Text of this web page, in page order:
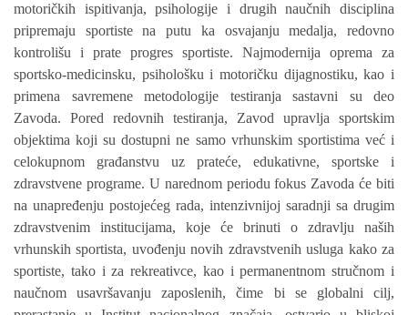
motoričkih ispitivanja, psihologije i drugih naučnih disciplina
pripremaju sportiste na putu ka osvajanju medalja, redovno
kontrolišu i prate progres sportiste. Najmodernija oprema za
sportsko-medicinsku, psihološku i motoričku dijagnostiku, kao i
primena savremene metodologije testiranja sastavni su deo
Zavoda. Pored redovnih testiranja, Zavod upravlja sportskim
objektima koji su dostupni ne samo vrhunskim sportistima već i
celokupnom građanstvu uz prateće, edukativne, sportske i
zdravstvene programe. U narednom periodu fokus Zavoda će biti
na unapređenju postojećeg rada, intenzivnijoj saradnji sa drugim
zdravstvenim institucijama, koje će brinuti o zdravlju naših
vrhunskih sportista, uvođenju novih zdravstvenih usluga kako za
sportiste, tako i za rekreativce, kao i permanentnom stručnom i
naučnom usavršavanju zaposlenih, čime bi se globalni cilj,